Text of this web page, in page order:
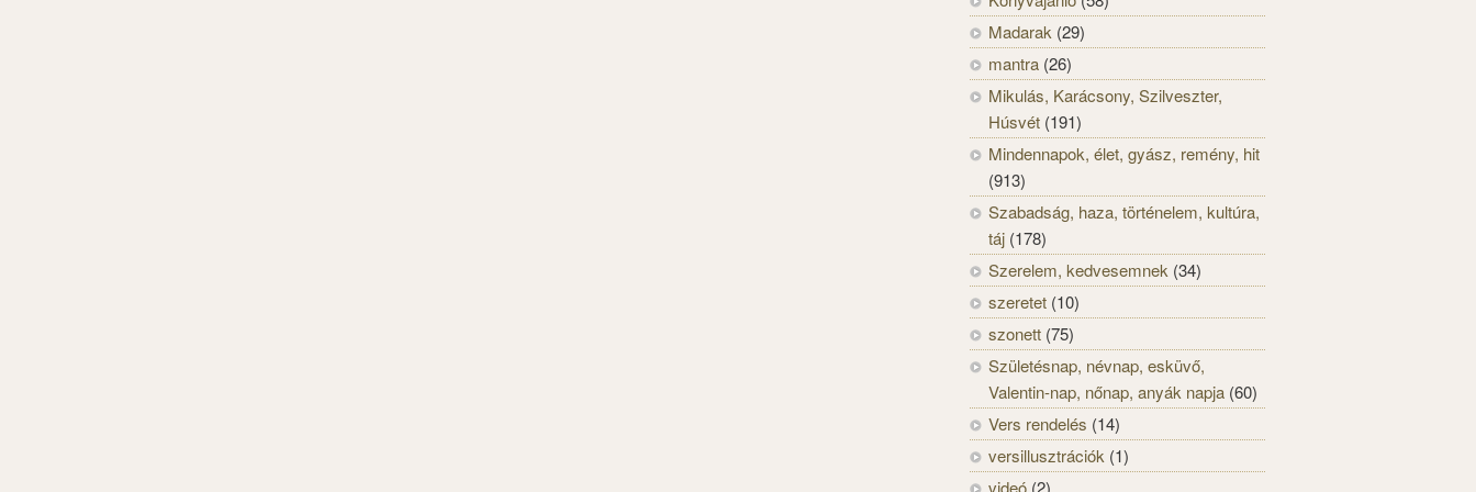
Madarak (29)
mantra (26)
Mikulás, Karácsony, Szilveszter,
Húsvét (191)
Mindennapok, élet, gyász, remény, hit
(913)
Szabadság, haza, történelem, kultúra,
táj (178)
Szerelem, kedvesemnek (34)
szeretet (10)
szonett (75)
Születésnap, névnap, esküvő,
Valentin-nap, nőnap, anyák napja (60)
Vers rendelés (14)
versillusztrációk (1)
videó (2)